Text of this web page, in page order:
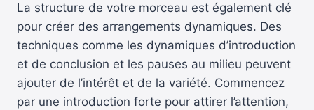
La structure de votre morceau est également clé
pour créer des arrangements dynamiques. Des
techniques comme les dynamiques d’introduction
et de conclusion et les pauses au milieu peuvent
ajouter de l’intérêt et de la variété. Commencez
par une introduction forte pour attirer l’attention,